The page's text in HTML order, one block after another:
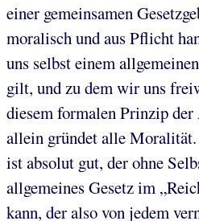
einer gemeinsamen
moralisch und aus Pflicht
uns selbst einem
gilt, und zu dem wir uns
diesem formalen Prinzip
allein gründet alle
ist absolut gut, der ohne
allgemeines Gesetz im
kann, der also von jedem